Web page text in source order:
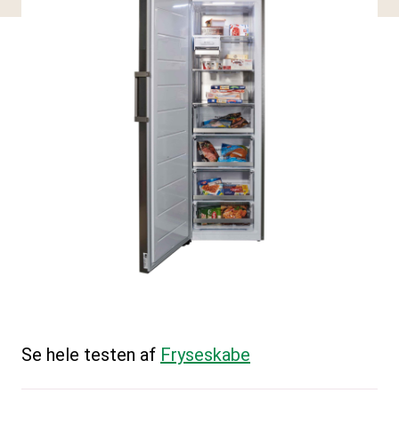
Se hele testen af Fryseskabe